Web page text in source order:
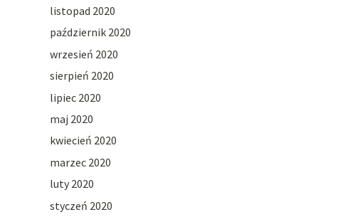
listopad 2020
październik 2020
wrzesień 2020
sierpień 2020
lipiec 2020
maj 2020
kwiecień 2020
marzec 2020
luty 2020
styczeń 2020